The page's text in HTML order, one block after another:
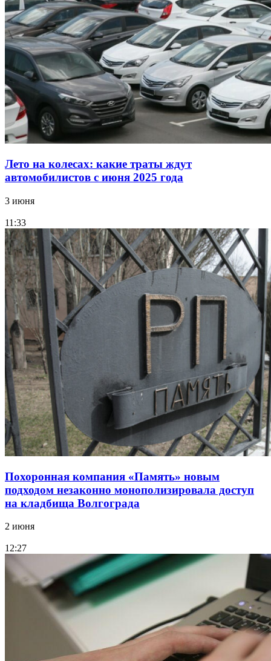
Лето на колесах: какие траты ждут
автомобилистов с июня 2025 года
3 июня
11:33
Похоронная компания «Память» новым
подходом незаконно монополизировала доступ
на кладбища Волгограда
2 июня
12:27